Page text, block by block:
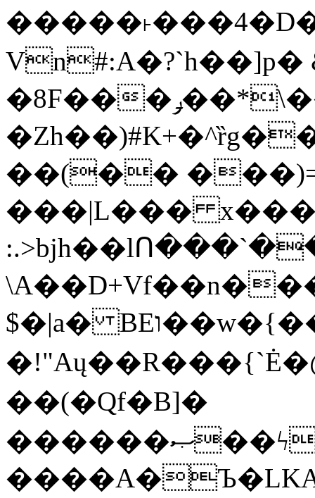
Vn#:A�?`h��]p�
�8F���ݛ��*\��U��S
��(��
���|L���
$�|a� BEו��w�{���;���q�X��d%�������W� hU�(�1�Ū}9�S�F<��i�L3�;�
��(�Qf�B]�
������ޞ��ϟak��r��_39$�8�p���7�2�yIZ�R��x��/